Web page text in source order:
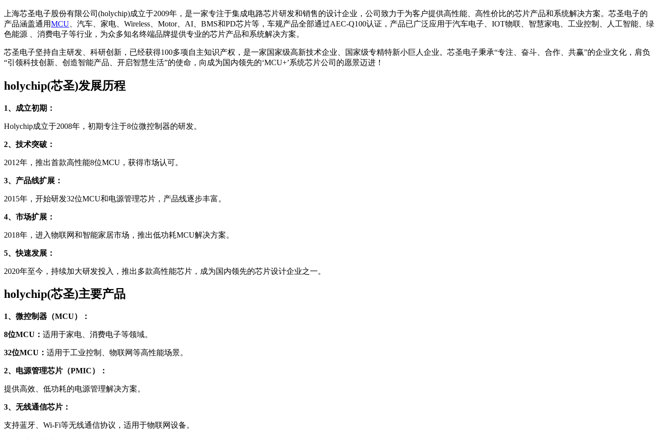
上海芯圣电子股份有限公司(holychip)成立于2009年，是一家专注于集成电路芯片研发和销售的设计企业，公司致力于为客户提供高性能、高性价比的芯片产品和系统解决方案。芯圣电子的
产品涵盖通用MCU 、汽车、家电、Wireless、Motor、AI、BMS和PD芯片等，车规产品全部通过AEC-Q100认证，产品已广泛应用于汽车电子、IOT物联、智慧家电、工业控制、人工智能、绿
色能源 、消费电子等行业，为众多知名终端品牌提供专业的芯片产品和系统解决方案。
芯圣电子坚持自主研发、科研创新，已经获得100多项自主知识产权，是一家国家级高新技术企业、国家级专精特新小巨人企业。芯圣电子秉承“专注、奋斗、合作、共赢”的企业文化，肩负
“引领科技创新、创造智能产品、开启智慧生活”的使命，向成为国内领先的‘MCU+’系统芯片公司的愿景迈进！
holychip(芯圣)发展历程
1、成立初期：
Holychip成立于2008年，初期专注于8位微控制器的研发。
2、技术突破：
2012年，推出首款高性能8位MCU，获得市场认可。
3、产品线扩展：
2015年，开始研发32位MCU和电源管理芯片，产品线逐步丰富。
4、市场扩展：
2018年，进入物联网和智能家居市场，推出低功耗MCU解决方案。
5、快速发展：
2020年至今，持续加大研发投入，推出多款高性能芯片，成为国内领先的芯片设计企业之一。
holychip(芯圣)主要产品
1、微控制器（MCU）：
8位MCU： 适用于家电、消费电子等领域。
32位MCU： 适用于工业控制、物联网等高性能场景。
2、电源管理芯片（PMIC）：
提供高效、低功耗的电源管理解决方案。
3、无线通信芯片：
支持蓝牙、Wi-Fi等无线通信协议，适用于物联网设备。